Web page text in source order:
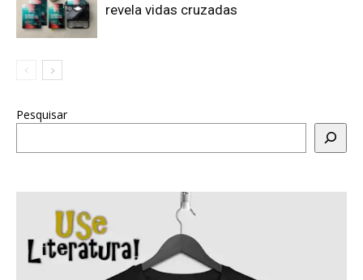
revela vidas cruzadas
Pesquisar